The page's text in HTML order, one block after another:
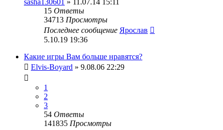
15 Ответы
34713 Просмотры
Последнее сообщение Ярослав
5.10.19 19:36
Какие игры Вам больше нравятся?
Elvis-Boyard » 9.08.06 22:29
1
2
3
54 Ответы
141835 Просмотры